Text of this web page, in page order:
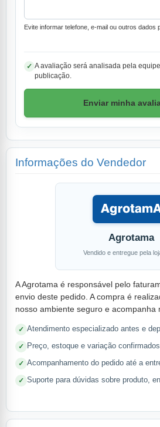
Evite informar telefone, e-mail ou outros dados
✓ A avaliação será analisada pela
publicação.
Enviar minha
Informações do Vendedor
Agrotama
Vendido e entregue pela
A Agrotama é responsável pelo
envio deste pedido. A compra é
nosso ambiente seguro e acompanha
Atendimento especializado antes e
Preço, estoque e variação
Acompanhamento do pedido até a
Suporte para dúvidas sobre produto,